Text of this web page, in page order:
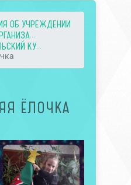
ОБ УЧРЕЖДЕНИИ
КУ...
ЁЛОЧКА